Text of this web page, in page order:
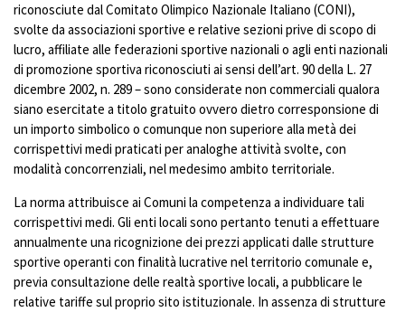
riconosciute dal Comitato Olimpico Nazionale Italiano (CONI),
svolte da associazioni sportive e relative sezioni prive di scopo di
lucro, affiliate alle federazioni sportive nazionali o agli enti nazionali
di promozione sportiva riconosciuti ai sensi dell’art. 90 della L. 27
dicembre 2002, n. 289 – sono considerate non commerciali qualora
siano esercitate a titolo gratuito ovvero dietro corresponsione di
un importo simbolico o comunque non superiore alla metà dei
corrispettivi medi praticati per analoghe attività svolte, con
modalità concorrenziali, nel medesimo ambito territoriale.
La norma attribuisce ai Comuni la competenza a individuare tali
corrispettivi medi. Gli enti locali sono pertanto tenuti a effettuare
annualmente una ricognizione dei prezzi applicati dalle strutture
sportive operanti con finalità lucrative nel territorio comunale e,
previa consultazione delle realtà sportive locali, a pubblicare le
relative tariffe sul proprio sito istituzionale. In assenza di strutture